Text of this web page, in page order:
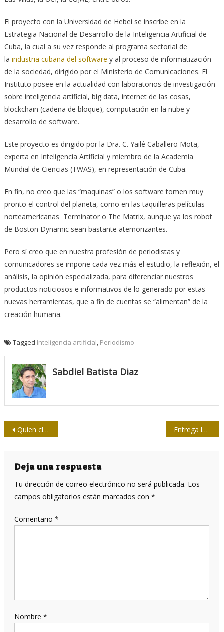
El proyecto con la Universidad de Hebei se inscribe en la
Estrategia Nacional de Desarrollo de la Inteligencia Artificial de
Cuba, la cual a su vez responde al programa sectorial de
la industria cubana del software y al proceso de informatización
de la sociedad, dirigido por el Ministerio de Comunicaciones. El
Instituto posee en la actualidad con laboratorios de investigación
sobre inteligencia artificial, big data, internet de las cosas,
blockchain (cadena de bloque), computación en la nube y
desarrollo de software.
Este proyecto es dirigido por la Dra. C. Yailé Caballero Mota,
experta en Inteligencia Artificial y miembro de la Academia
Mundial de Ciencias (TWAS), en representación de Cuba.
En fin, no creo que las “maquinas” o los software tomen muy
pronto el control del planeta, como en las taquilleras películas
norteamericanas Terminator o The Matrix, aunque ya los robot
de Boston Dynamic sean bastante atemorizantes.
Pero sí creo que en nuestra profesión de periodistas y
comunicadores se impone cada vez más el estudio, la reflexión, el
análisis, la opinión especializada, para diferenciar nuestros
productos noticiosos e informativos de lo generado por estas
nuevas herramientas, que a fin de cuentas se “alimentan” de la
creación humana.
Tagged Inteligencia artificial, Periodismo
Sabdiel Batista Diaz
Navegación
entradas
Quien clasifica y bautiza, domina Entrega la UPEC distinción Félix Elmusa
Deja una respuesta
Tu dirección de correo electrónico no será publicada. Los
campos obligatorios están marcados con *
Comentario *
Nombre *